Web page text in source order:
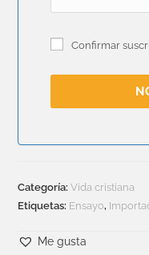
Confirmar
Categoría:Vida cristiana
Etiquetas: Ensayo,
Me gusta